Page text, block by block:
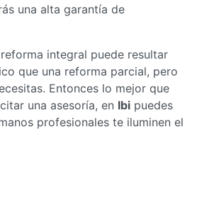
una alta garantía de
integral puede resultar
que una reforma parcial, pero
Entonces lo mejor que
una asesoría, en Ibi puedes
profesionales te iluminen el